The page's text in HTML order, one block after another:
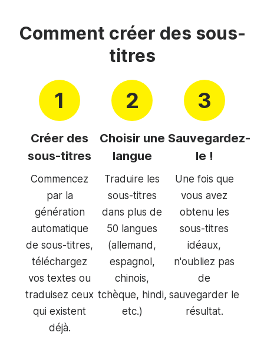
Comment créer des sous-
titres
Créer des
sous-titres
Commencez
par la
génération
automatique
de sous-titres,
téléchargez
vos textes ou
traduisez ceux
qui existent
déjà.
Choisir une
langue
Traduire les
sous-titres
dans plus de
50 langues
(allemand,
espagnol,
chinois,
tchèque, hindi,
etc.)
Sauvegardez-
le !
Une fois que
vous avez
obtenu les
sous-titres
idéaux,
n'oubliez pas
de
sauvegarder le
résultat.